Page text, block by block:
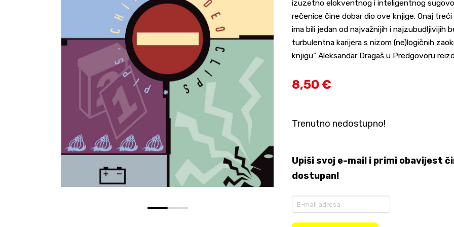
0 1 2
izuzetno elokventnog i inteligentnog
rečenice čine dobar dio ove knjige. Onaj
ima bili jedan od najvažnijih i najzubudljivijih
turbulentna karijera s nizom (ne)logičnih
knjigu" Aleksandar Dragaš u Predgovoru
8,50 €
Trenutno nedostupno!
Upiši svoj e-mail i primi obavijest
dostupan!
your